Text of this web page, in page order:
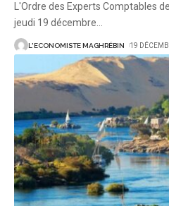
L'Ordre des Experts Comptables
jeudi 19 décembre…
L'ECONOMISTE MAGHRÉBIN 19